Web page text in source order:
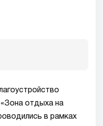
отдыха на
в рамках